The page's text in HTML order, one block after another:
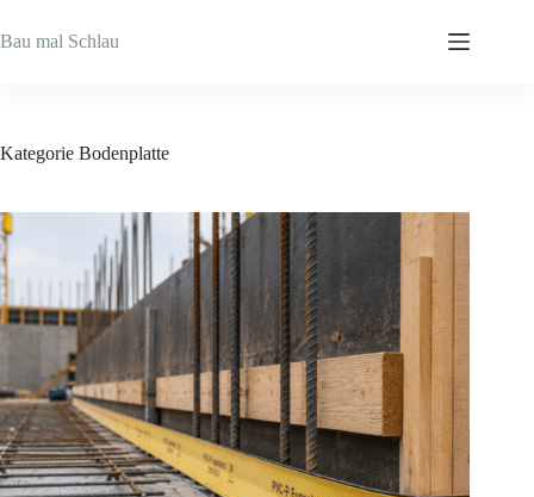
Inhalt
springen
Bau mal Schlau
Kategorie Bodenplatte